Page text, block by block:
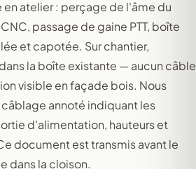
atelier : perçage de l'âme du
passage de gaine PTT, boîte
et capotée. Sur chantier,
la boîte existante — aucun câble
visible en façade bois. Nous
annoté indiquant les
d'alimentation, hauteurs et
document est transmis avant le
dans la cloison.